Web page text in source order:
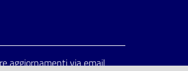
aggiornamenti via email